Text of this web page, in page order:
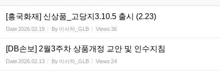
[흥국화재] 신상품_고당지3.10.5 출시 (2.23)
Date2026.02.19 By 이서하_GLB Views 36
[DB손보] 2월3주차 상품개정 교안 및 인수지침
Date2026.02.13 By 이서하_GLB Views 24